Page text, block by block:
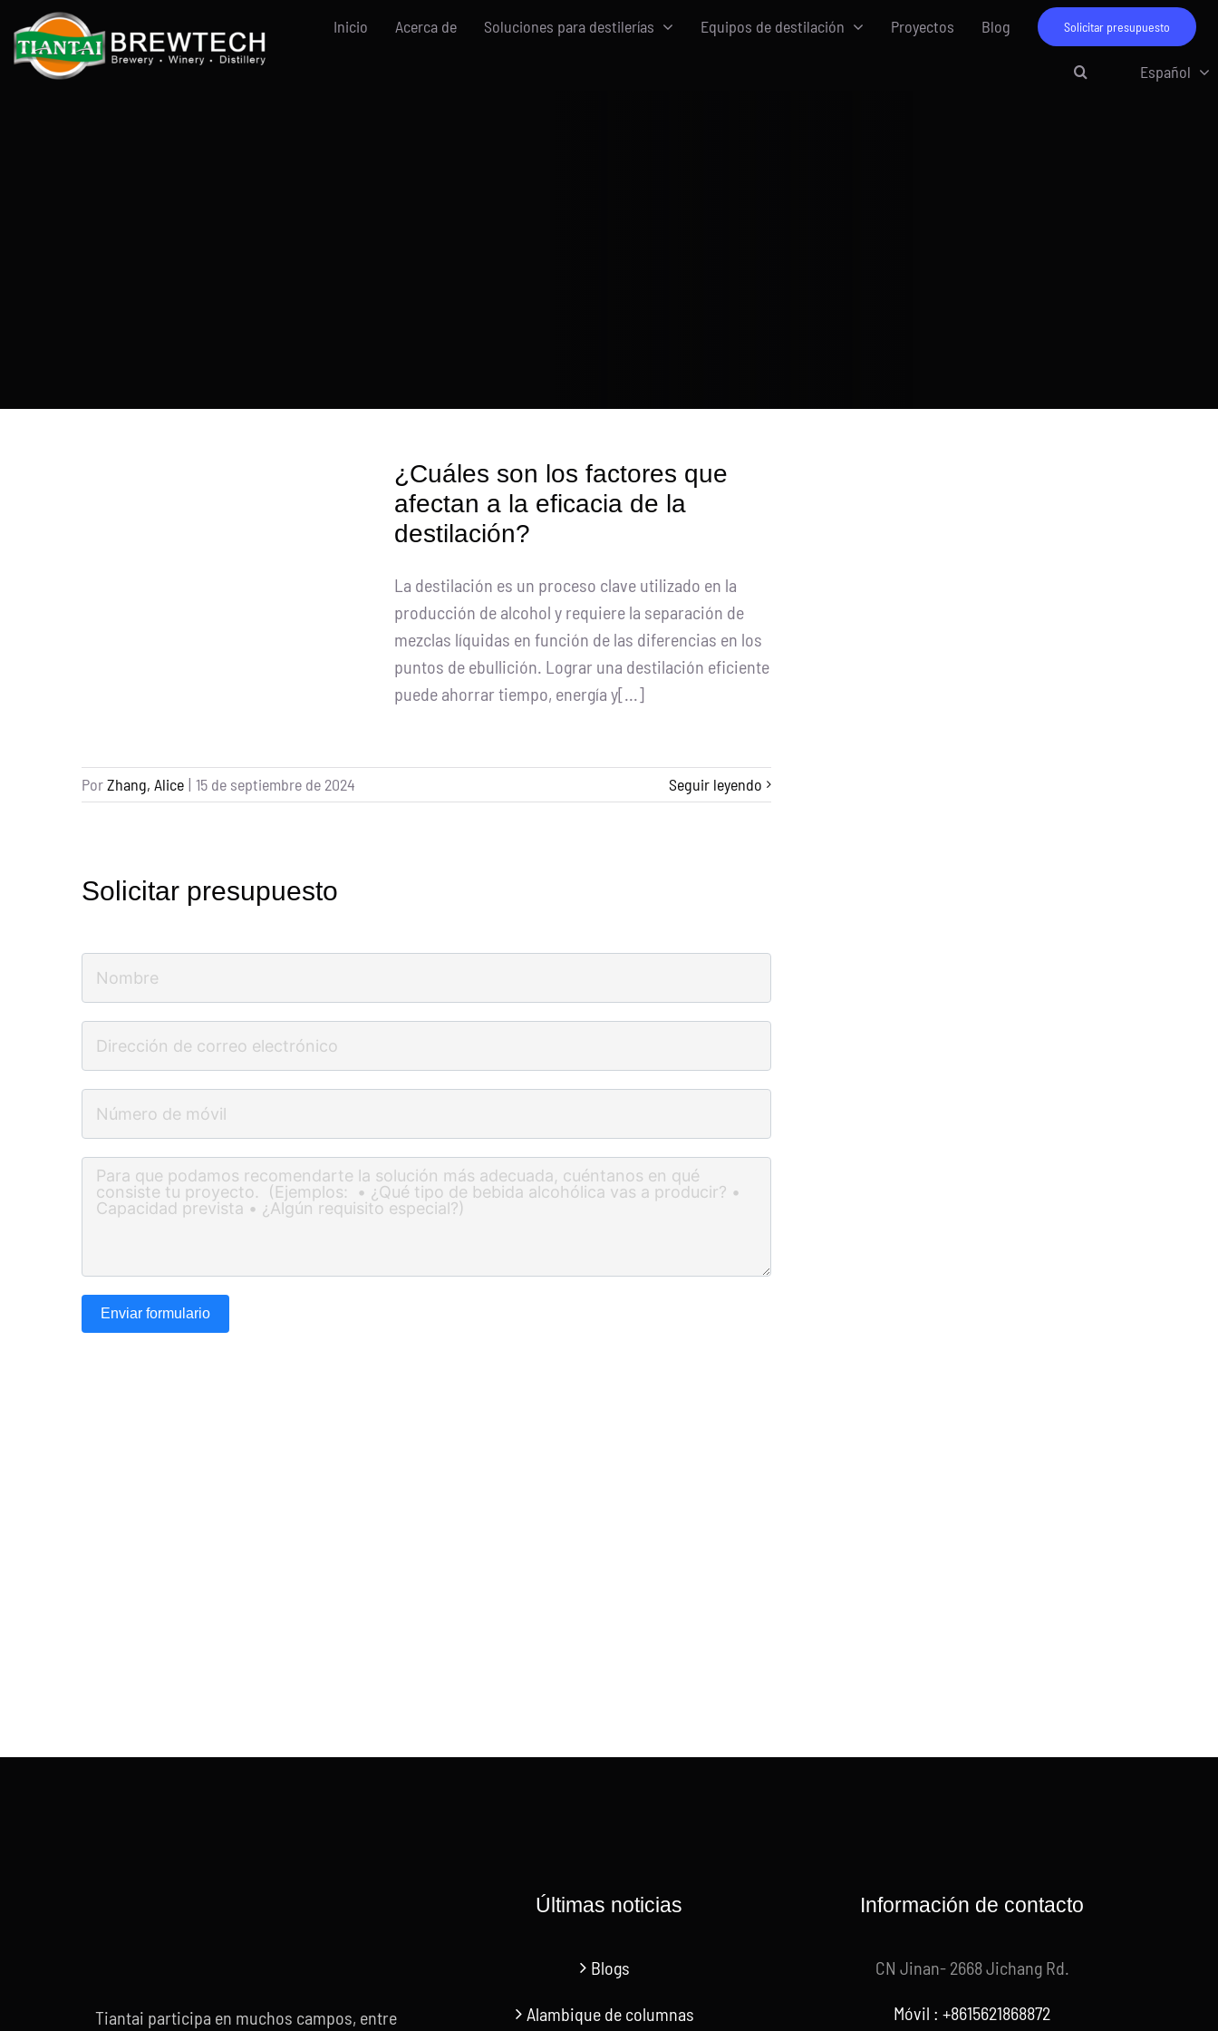
contenido
Inicio Acerca de Soluciones para destilerías Equipos de destilación Proyectos Blog Solicitar presupuesto
Español
¿Cuáles son los factores que
afectan a la eficacia de la
destilación?
La destilación es un proceso clave utilizado en la
producción de alcohol y requiere la separación de
mezclas líquidas en función de las diferencias en los
puntos de ebullición. Lograr una destilación eficiente
puede ahorrar tiempo, energía y[...]
PorZhang, Alice | 15 de septiembre de 2024 Seguir leyendo
Solicitar presupuesto
Enviar formulario
Tiantai participa en muchos campos, entre
Últimas noticias
Blogs
Alambique de columnas
Información de contacto
CN Jinan- 2668 Jichang Rd.
Móvil : +8615621868872